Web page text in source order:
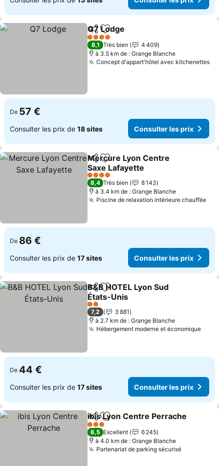
PartagerAjouter à mes favoris
Q7 Lodge
4 Étoiles
8,1 Très bien
4 409
à 3.5 km de : Grange Blanche
Concept d'appart'hôtel avec kitchenettes
De 57 €
Consulter les prix de 18 sites Consulter les prix
PartagerAjouter à mes favoris
Mercure Lyon Centre
Saxe Lafayette
Consulter les prix
4 Étoiles
8,4 Très bien
8 143
à 3.4 km de : Grange Blanche
Piscine de relaxation intérieure chauffée
De 86 €
Consulter les prix de 17 sites Consulter les prix
PartagerAjouter à mes favoris
B&B HOTEL Lyon Sud
États-Unis
Consulter les prix
2 Étoiles
7,2
3 881
à 2.7 km de : Grange Blanche
Hébergement moderne et économique
De 44 €
Consulter les prix de 17 sites Consulter les prix
PartagerAjouter à mes favoris
ibis Lyon Centre Perrache
3 Étoiles
8,5 Excellent
6 245
à 4.0 km de : Grange Blanche
Partenariat de parking sécurisé